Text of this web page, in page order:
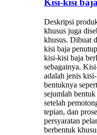
Kisi-kisi
Deskripsi
khusus juga
khusus. Dibuat
kisi baja
kisi-kisi baja
sebagainya.
adalah jenis
bentuknya
sejumlah
setelah
tepian, dan
persyaratan
berbentuk